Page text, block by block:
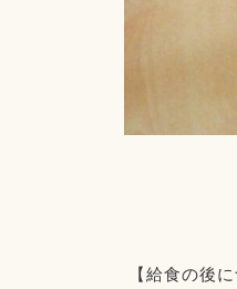
【給食の後